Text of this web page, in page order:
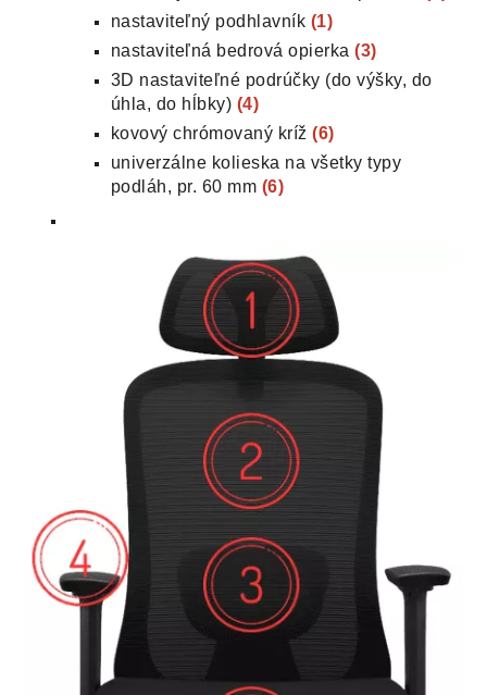
nastaviteľný podhlavník (1)
nastaviteľná bedrová opierka(3)
3D nastaviteľné podrúčky (do výšky, do
úhla, do hĺbky) (4)
kovový chrómovaný kríž(6)
univerzálne kolieska na všetky typy
podláh, pr. 60 mm (6)